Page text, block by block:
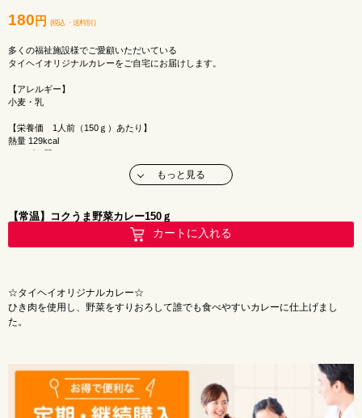
180 円 (税込 ・ 送料別 )
多くの福祉施設様でご愛顧いただいている
タイヘイオリジナルカレーをご自宅にお届けします。
【アレルギー】
小麦・乳
【栄養価 1人前（150ｇ）あたり】
熱量 129kcal
たんぱく質 4.7g
【メーカー】
【賞味期限】
【保存方法】
直射日光・高温多湿を避け、常温で保存してください。
もっと見る
【常温】コクうま野菜カレー150ｇ
カートに入れる
☆タイヘイオリジナルカレー☆
ひき肉を使用し、野菜をすりおろして誰でも食べやすいカレーに仕上げまし
た。